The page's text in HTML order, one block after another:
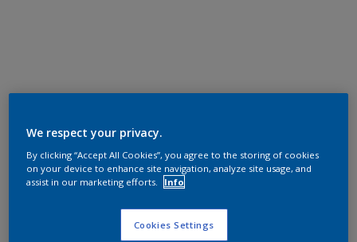
We respect your privacy.
By clicking “Accept All Cookies”, you agree to the storing of cookies
on your device to enhance site navigation, analyze site usage, and
assist in our marketing efforts.
Info
Cookies Settings